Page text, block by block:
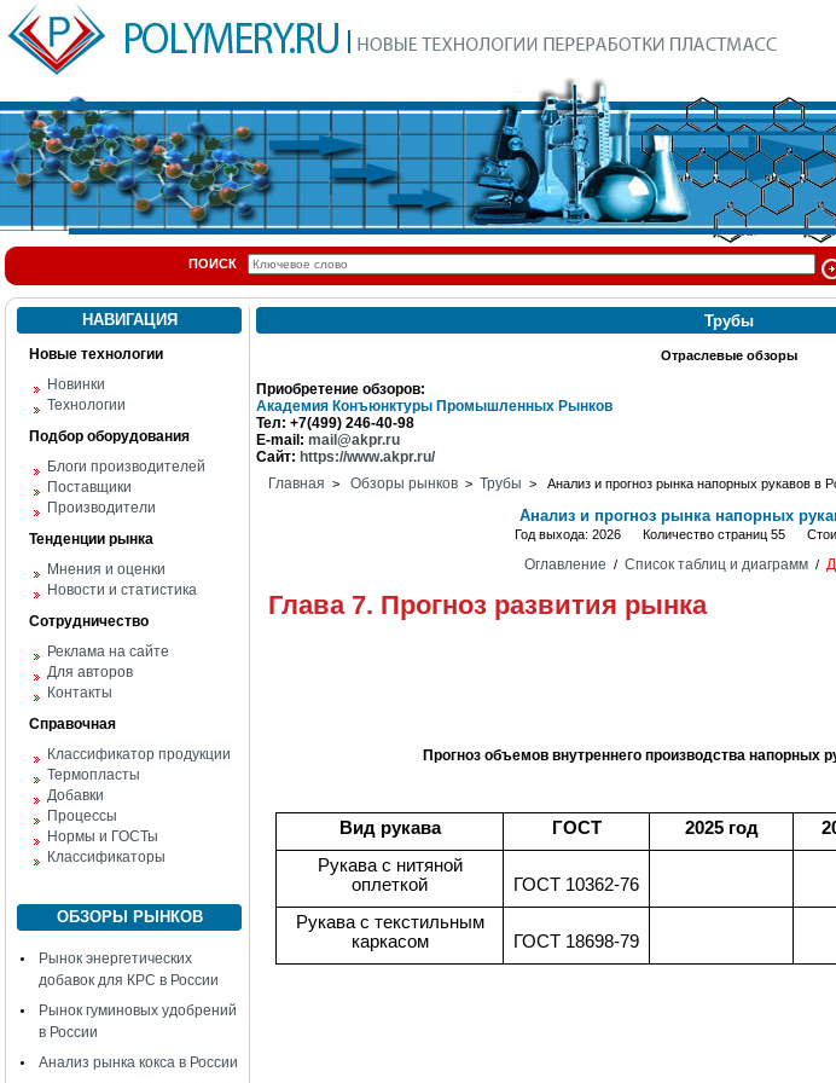
ПОИСК
НАВИГАЦИЯ
Новые технологии
Новинки
Технологии
Подбор оборудования
Блоги производителей
Поставщики
Производители
Тенденции рынка
Мнения и оценки
Новости и статистика
Сотрудничество
Реклама на сайте
Для авторов
Контакты
Справочная
Классификатор продукции
Термопласты
Добавки
Процессы
Нормы и ГОСТы
Классификаторы
ОБЗОРЫ РЫНКОВ
Рынок энергетических
добавок для КРС в России
Рынок гуминовых удобрений
в России
Анализ рынка кокса в России
Трубы
Отраслевые обзоры
Приобретение обзоров:
Академия Конъюнктуры Промышленных Рынков
Тел: +7(499) 246-40-98
E-mail: mail@akpr.ru
Сайт: https://www.akpr.ru/
Главная > Обзоры рынков > Трубы > Анализ и прогноз рынка напорных рукавов в
Анализ и прогноз рынка напорных
Год выхода: 2026 Количество страниц 55
Оглавление / Список таблиц и диаграмм/
Глава 7. Прогноз развития рынка
Прогноз объемов внутреннего производства напорных
Вид рукава ГОСТ 2025 год
Рукава с нитяной
оплеткой
ГОСТ 10362-76
Рукава с текстильным
каркасом
ГОСТ 18698-79